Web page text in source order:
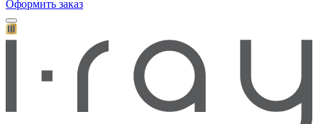
Оформить заказ